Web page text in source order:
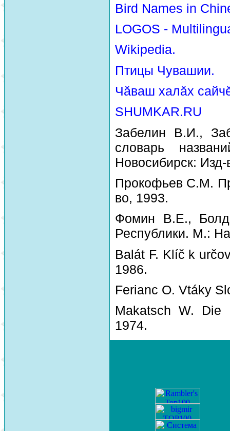
Bird Names in
LOGOS -
Wikipedia.
Птицы Чувашии.
Чăваш халăх
SHUMKAR.RU
Забелин В.И.,
словарь
Новосибирск:
Прокофьев С.М.
во, 1993.
Фомин В.Е., Болд
Республики. М.:
Balát F. Klíč k
1986.
Ferianc O. Vtáky
Makatsch W. Die
1974.